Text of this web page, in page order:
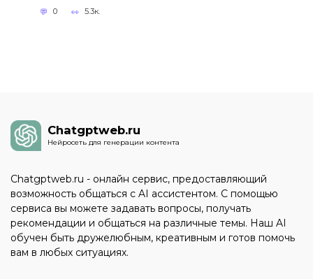
0 5.3к.
Chatgptweb.ru
Нейросеть для генерации контента
Chatgptweb.ru - онлайн сервис, предоставляющий
возможность общаться с AI ассистентом. С помощью
сервиса вы можете задавать вопросы, получать
рекомендации и общаться на различные темы. Наш AI
обучен быть дружелюбным, креативным и готов помочь
вам в любых ситуациях.